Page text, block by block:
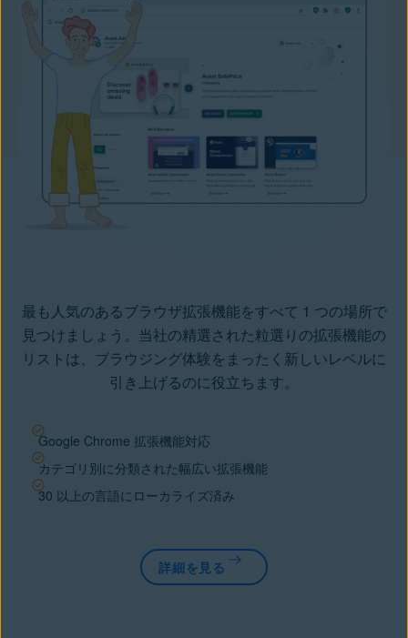
最も人気のあるブラウザ拡張機能をすべて 1 つの場所で
見つけましょう。当社の精選された粒選りの拡張機能の
リストは、ブラウジング体験をまったく新しいレベルに
引き上げるのに役立ちます。
Google Chrome 拡張機能対応
カテゴリ別に分類された幅広い拡張機能
30 以上の言語にローカライズ済み
詳細を見る